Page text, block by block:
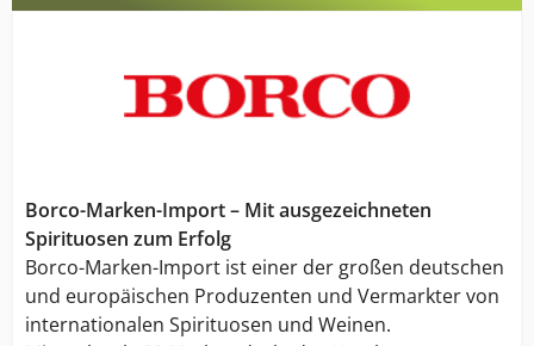
Borco-Marken-Import – Mit ausgezeichneten
Spirituosen zum Erfolg
Borco-Marken-Import ist einer der großen deutschen
und europäischen Produzenten und Vermarkter von
internationalen Spirituosen und Weinen.